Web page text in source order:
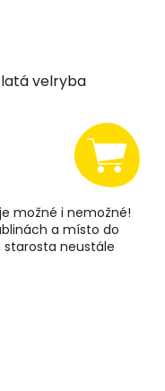
velryba
možné i nemožné!
a místo do
starosta neustále